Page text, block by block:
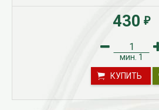
430 ₽
мин. 1
КУПИТЬ